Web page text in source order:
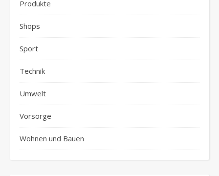
Produkte
Shops
Sport
Technik
Umwelt
Vorsorge
Wohnen und Bauen